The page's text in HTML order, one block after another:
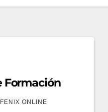
Formación
FENIX ONLINE